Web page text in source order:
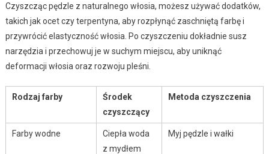
Czyszcząc pędzle z naturalnego włosia, możesz używać dodatków,
takich jak ocet czy terpentyna, aby rozpłynąć zaschniętą farbę i
przywrócić elastyczność włosia. Po czyszczeniu dokładnie susz
narzędzia i przechowuj je w suchym miejscu, aby uniknąć
deformacji włosia oraz rozwoju pleśni.
Rodzaj farby
Środek
czyszczący
Metoda czyszczenia
Farby wodne
Ciepła woda
z mydłem
Myj pędzle i wałki